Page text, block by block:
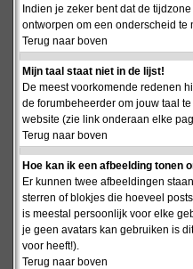
Indien je zeker bent dat de
ontworpen om een onderscheid te
Terug naar boven
Mijn taal staat niet in de lijst!
De meest voorkomende redenen
de forumbeheerder om jouw taal
website (zie link onderaan elke
Terug naar boven
Hoe kan ik een afbeelding tonen
Er kunnen twee afbeeldingen
sterren of blokjes die hoeveel
is meestal persoonlijk voor elke
je geen avatars kan gebruiken is
voor heeft!).
Terug naar boven